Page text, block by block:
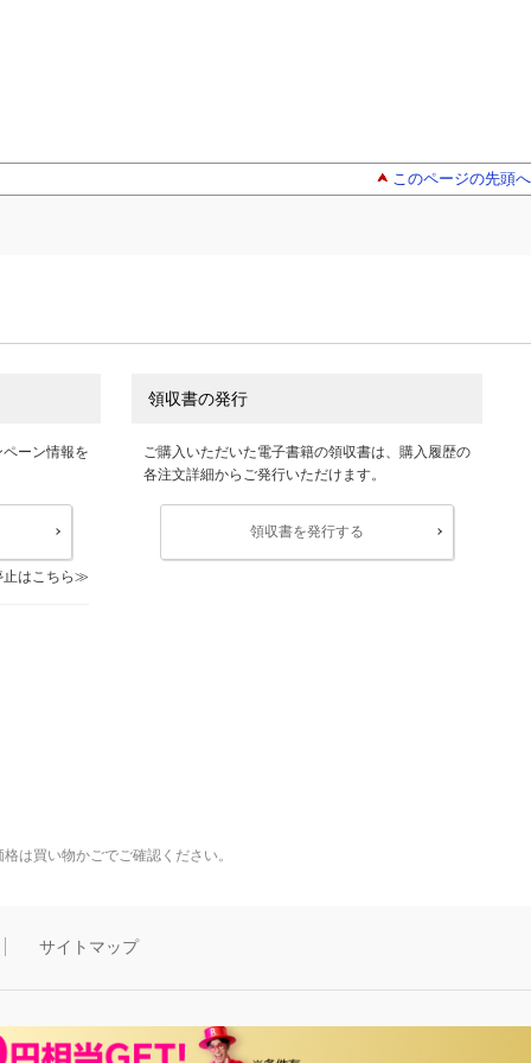
このページの先頭へ
ーン情報を
はこちら
領収書の発行
ご購入いただいた電子書籍の領収書は、購入履歴の
各注文詳細からご発行いただけます。
領収書を発行する
は買い物かごでご確認ください。
サイトマップ